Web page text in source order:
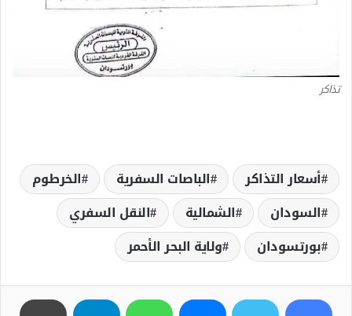
تذاكر
أسعار التذاكر الباصات السفرية
الخرطوم
السودان
الشمالية
النقل السفري
بورتسودان
ولاية البحر الأحمر